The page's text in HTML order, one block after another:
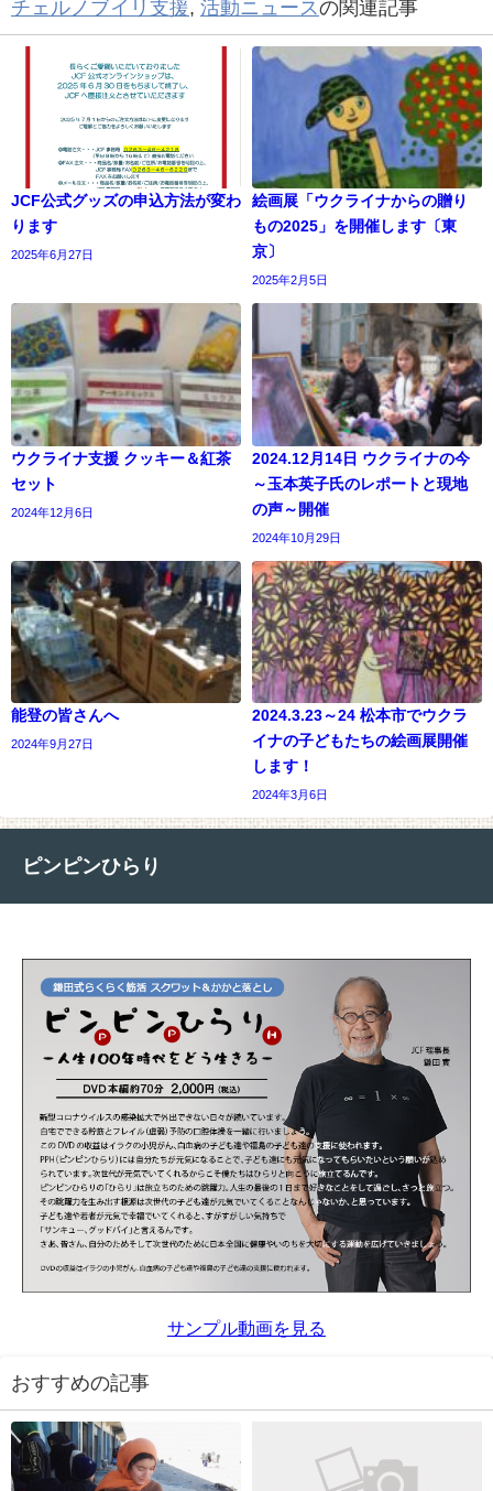
チェルノブイリ支援, 活動ニュースの関連記事
JCF公式グッズの申込方法が変わ
ります
2025年6月27日
絵画展「ウクライナからの贈り
もの2025」を開催します〔東
京〕
2025年2月5日
ウクライナ支援 クッキー＆紅茶
セット
2024年12月6日
2024.12月14日 ウクライナの今
～玉本英子氏のレポートと現地
の声～開催
2024年10月29日
能登の皆さんへ
2024年9月27日
2024.3.23～24 松本市でウクラ
イナの子どもたちの絵画展開催
します！
2024年3月6日
ピンピンひらり
サンプル動画を見る
おすすめの記事